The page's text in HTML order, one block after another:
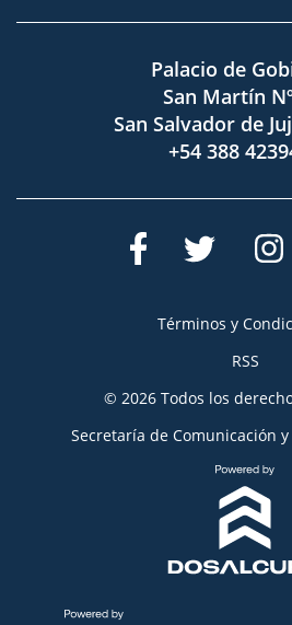
Palacio de
San Martín
San Salvador de
+54 388
Términos y
RSS
© 2026 Todos los
Secretaría de Comunicación